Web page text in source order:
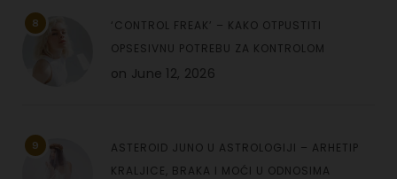
8
‘CONTROL FREAK’ – KAKO OTPUSTITI
OPSESIVNU POTREBU ZA KONTROLOM
on June 12, 2026
9
ASTEROID JUNO U ASTROLOGIJI – ARHETIP
KRALJICE, BRAKA I MOĆI U ODNOSIMA